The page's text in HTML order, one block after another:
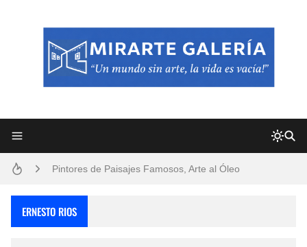
Pintores de Paisajes Famosos, Arte al Óleo
ERNESTO RIOS